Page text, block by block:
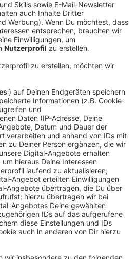
13.12.2021 04:56
dürfen damit zwei Stunden
einen entsprechenden
der Stadt beantragen können.
bei den Nachrichten bei uns im
wird auch rund um
Platz, an der Münster Straße
Allee Anwohnerparken
beiden Jahren werden 18
eingerichtet.
zum Thema: